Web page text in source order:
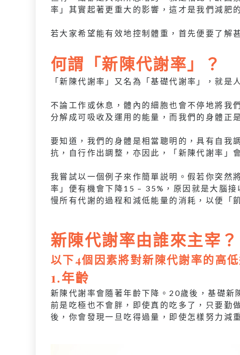
率」其實起著更重大的影響，這才是我們減肥
若大家希望能有效地控制體重，首先便要了解
何謂「新陳代謝率」？
「新陳代謝率」又名為「基礎代謝率」，就是
不論工作或休息，體內的細胞也會不停地將我
分解成可吸收及運用的能量，而我們的身體正
要知道，我們的身體是相當聰明的，具有自我
抗，自行作出調整，亦因此，「新陳代謝率」
我嘗試以一個例子來作簡單説明。假若你突然
率」便有機會下降15 – 35%，原因就是大腦
慢所有代謝的過程和減低能量的消耗，以便「
新陳代謝率由誰來主宰？
以下4個因素將對新陳代謝率的高
1.年齡
新陳代謝率會隨著年齡下降。20歲後，基礎
前是吃極也不會胖，即使真的吃多了，只要勤
後，你會發現一旦吃得過量，即使怎樣努力減